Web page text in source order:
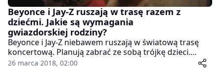
Beyonce i Jay-Z ruszają w trasę razem z
dziećmi. Jakie są wymagania
gwiazdorskiej rodziny?
Beyonce i Jay-Z niebawem ruszają w światową trasę
koncertową. Planują zabrać ze sobą trójkę dzieci.
Rodzina nie zamierza jednak rezygnować z luksusów,
26 marca 2018, 02:00